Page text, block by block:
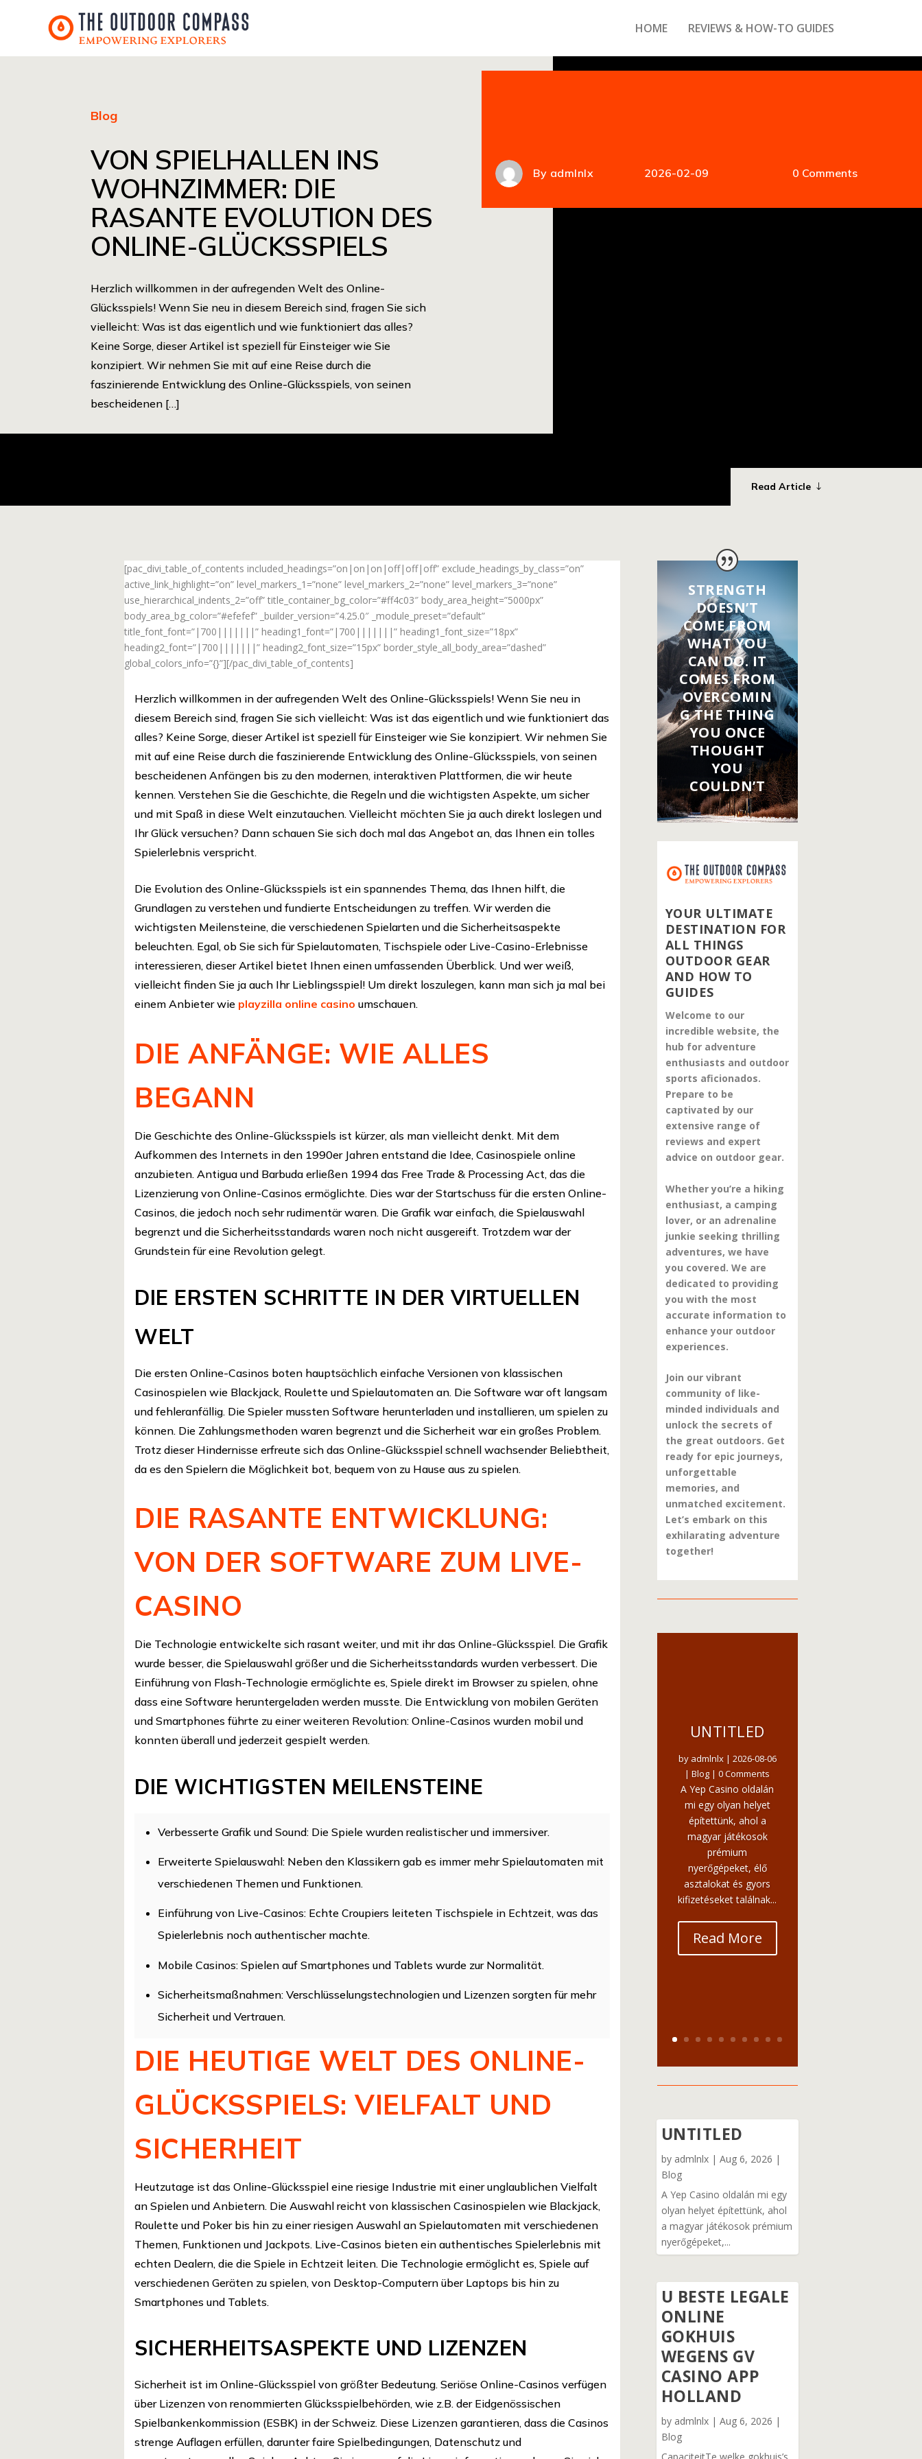
HOME REVIEWS & HOW-TO GUIDES
Blog
VON SPIELHALLEN INS
WOHNZIMMER: DIE
RASANTE EVOLUTION DES
ONLINE-GLÜCKSSPIELS
Herzlich willkommen in der aufregenden Welt des Online-
Glücksspiels! Wenn Sie neu in diesem Bereich sind, fragen Sie sich
vielleicht: Was ist das eigentlich und wie funktioniert das alles?
Keine Sorge, dieser Artikel ist speziell für Einsteiger wie Sie
konzipiert. Wir nehmen Sie mit auf eine Reise durch die
faszinierende Entwicklung des Online-Glücksspiels, von seinen
bescheidenen […]
By admlnlx 2026-02-09 0 Comments
Read Article
[pac_divi_table_of_contents included_headings=”on|on|on|off|off|off” exclude_headings_by_class=”on”
active_link_highlight=”on” level_markers_1=”none” level_markers_2=”none” level_markers_3=”none”
use_hierarchical_indents_2=”off” title_container_bg_color=”#ff4c03″ body_area_height=”5000px”
body_area_bg_color=”#efefef” _builder_version=”4.25.0″ _module_preset=”default”
title_font_font=”|700|||||||” heading1_font=”|700|||||||” heading1_font_size=”18px”
heading2_font=”|700|||||||” heading2_font_size=”15px” border_style_all_body_area=”dashed”
global_colors_info=”{}”][/pac_divi_table_of_contents]
Herzlich willkommen in der aufregenden Welt des Online-Glücksspiels! Wenn Sie neu in
diesem Bereich sind, fragen Sie sich vielleicht: Was ist das eigentlich und wie funktioniert das
alles? Keine Sorge, dieser Artikel ist speziell für Einsteiger wie Sie konzipiert. Wir nehmen Sie
mit auf eine Reise durch die faszinierende Entwicklung des Online-Glücksspiels, von seinen
bescheidenen Anfängen bis zu den modernen, interaktiven Plattformen, die wir heute
kennen. Verstehen Sie die Geschichte, die Regeln und die wichtigsten Aspekte, um sicher
und mit Spaß in diese Welt einzutauchen. Vielleicht möchten Sie ja auch direkt loslegen und
Ihr Glück versuchen? Dann schauen Sie sich doch mal das Angebot an, das Ihnen ein tolles
Spielerlebnis verspricht.
Die Evolution des Online-Glücksspiels ist ein spannendes Thema, das Ihnen hilft, die
Grundlagen zu verstehen und fundierte Entscheidungen zu treffen. Wir werden die
wichtigsten Meilensteine, die verschiedenen Spielarten und die Sicherheitsaspekte
beleuchten. Egal, ob Sie sich für Spielautomaten, Tischspiele oder Live-Casino-Erlebnisse
interessieren, dieser Artikel bietet Ihnen einen umfassenden Überblick. Und wer weiß,
vielleicht finden Sie ja auch Ihr Lieblingsspiel! Um direkt loszulegen, kann man sich ja mal bei
einem Anbieter wie playzilla online casino umschauen.
DIE ANFÄNGE: WIE ALLES
BEGANN
Die Geschichte des Online-Glücksspiels ist kürzer, als man vielleicht denkt. Mit dem
Aufkommen des Internets in den 1990er Jahren entstand die Idee, Casinospiele online
anzubieten. Antigua und Barbuda erließen 1994 das Free Trade & Processing Act, das die
Lizenzierung von Online-Casinos ermöglichte. Dies war der Startschuss für die ersten Online-
Casinos, die jedoch noch sehr rudimentär waren. Die Grafik war einfach, die Spielauswahl
begrenzt und die Sicherheitsstandards waren noch nicht ausgereift. Trotzdem war der
Grundstein für eine Revolution gelegt.
DIE ERSTEN SCHRITTE IN DER VIRTUELLEN
WELT
Die ersten Online-Casinos boten hauptsächlich einfache Versionen von klassischen
Casinospielen wie Blackjack, Roulette und Spielautomaten an. Die Software war oft langsam
und fehleranfällig. Die Spieler mussten Software herunterladen und installieren, um spielen zu
können. Die Zahlungsmethoden waren begrenzt und die Sicherheit war ein großes Problem.
Trotz dieser Hindernisse erfreute sich das Online-Glücksspiel schnell wachsender Beliebtheit,
da es den Spielern die Möglichkeit bot, bequem von zu Hause aus zu spielen.
DIE RASANTE ENTWICKLUNG:
VON DER SOFTWARE ZUM LIVE-
CASINO
Die Technologie entwickelte sich rasant weiter, und mit ihr das Online-Glücksspiel. Die Grafik
wurde besser, die Spielauswahl größer und die Sicherheitsstandards wurden verbessert. Die
Einführung von Flash-Technologie ermöglichte es, Spiele direkt im Browser zu spielen, ohne
dass eine Software heruntergeladen werden musste. Die Entwicklung von mobilen Geräten
und Smartphones führte zu einer weiteren Revolution: Online-Casinos wurden mobil und
konnten überall und jederzeit gespielt werden.
DIE WICHTIGSTEN MEILENSTEINE
Verbesserte Grafik und Sound:Die Spiele wurden realistischer und immersiver.
Erweiterte Spielauswahl:Neben den Klassikern gab es immer mehr Spielautomaten mit
verschiedenen Themen und Funktionen.
Einführung von Live-Casinos:Echte Croupiers leiteten Tischspiele in Echtzeit, was das
Spielerlebnis noch authentischer machte.
Mobile Casinos:Spielen auf Smartphones und Tablets wurde zur Normalität.
Sicherheitsmaßnahmen:Verschlüsselungstechnologien und Lizenzen sorgten für mehr
Sicherheit und Vertrauen.
DIE HEUTIGE WELT DES ONLINE-
GLÜCKSSPIELS: VIELFALT UND
SICHERHEIT
Heutzutage ist das Online-Glücksspiel eine riesige Industrie mit einer unglaublichen Vielfalt
an Spielen und Anbietern. Die Auswahl reicht von klassischen Casinospielen wie Blackjack,
Roulette und Poker bis hin zu einer riesigen Auswahl an Spielautomaten mit verschiedenen
Themen, Funktionen und Jackpots. Live-Casinos bieten ein authentisches Spielerlebnis mit
echten Dealern, die die Spiele in Echtzeit leiten. Die Technologie ermöglicht es, Spiele auf
verschiedenen Geräten zu spielen, von Desktop-Computern über Laptops bis hin zu
Smartphones und Tablets.
SICHERHEITSASPEKTE UND LIZENZEN
Sicherheit ist im Online-Glücksspiel von größter Bedeutung. Seriöse Online-Casinos verfügen
über Lizenzen von renommierten Glücksspielbehörden, wie z.B. der Eidgenössischen
Spielbankenkommission (ESBK) in der Schweiz. Diese Lizenzen garantieren, dass die Casinos
strenge Auflagen erfüllen, darunter faire Spielbedingungen, Datenschutz und
STRENGTH
DOESN’T
COME FROM
WHAT YOU
CAN DO. IT
COMES FROM
OVERCOMIN
G THE THING
YOU ONCE
THOUGHT
YOU
COULDN’T
YOUR ULTIMATE
DESTINATION FOR
ALL THINGS
OUTDOOR GEAR
AND HOW TO
GUIDES
Welcome to our
incredible website, the
hub for adventure
enthusiasts and outdoor
sports aficionados.
Prepare to be
captivated by our
extensive range of
reviews and expert
advice on outdoor gear.
Whether you’re a hiking
enthusiast, a camping
lover, or an adrenaline
junkie seeking thrilling
adventures, we have
you covered. We are
dedicated to providing
you with the most
accurate information to
enhance your outdoor
experiences.
Join our vibrant
community of like-
minded individuals and
unlock the secrets of
the great outdoors. Get
ready for epic journeys,
unforgettable
memories, and
unmatched excitement.
Let’s embark on this
exhilarating adventure
together!
UNTITLED
by admlnlx| 2026-08-06
|Blog | 0 Comments
A Yep Casino oldalán
mi egy olyan helyet
építettünk, ahol a
magyar játékosok
prémium
nyerőgépeket, élő
asztalokat és gyors
kifizetéseket találnak...
Read More
UNTITLED
by admlnlx| Aug 6, 2026 |
Blog
A Yep Casino oldalán mi egy
olyan helyet építettünk, ahol
a magyar játékosok prémium
nyerőgépeket,...
U BESTE LEGALE
ONLINE
GOKHUIS
WEGENS GV
CASINO APP
HOLLAND
by admlnlx| Aug 6, 2026 |
Blog